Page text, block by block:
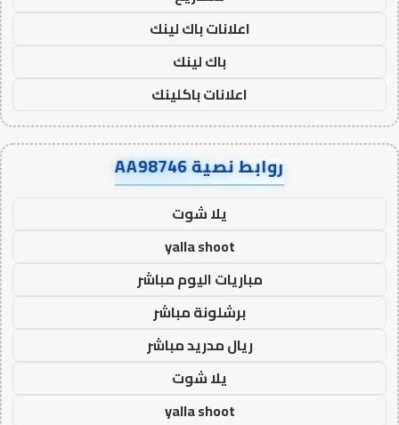
اعلانات باك لينك
باك لينك
اعلانات باكلينك
روابط نصية AA98746
يلا شوت
yalla shoot
مباريات اليوم مباشر
برشلونة مباشر
ريال مدريد مباشر
يلا شوت
yalla shoot